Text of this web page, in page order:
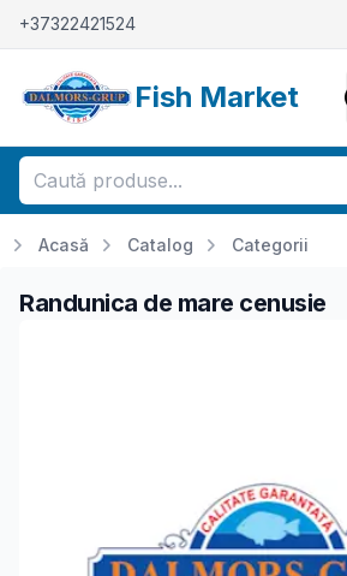
+37322421524
Fish Market
Acasă Catalog Categorii
Randunica de mare cenusie